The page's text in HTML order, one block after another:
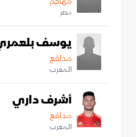
مصر
يوسف
مدافع
المغرب
أشرف داري
مدافع
المغرب